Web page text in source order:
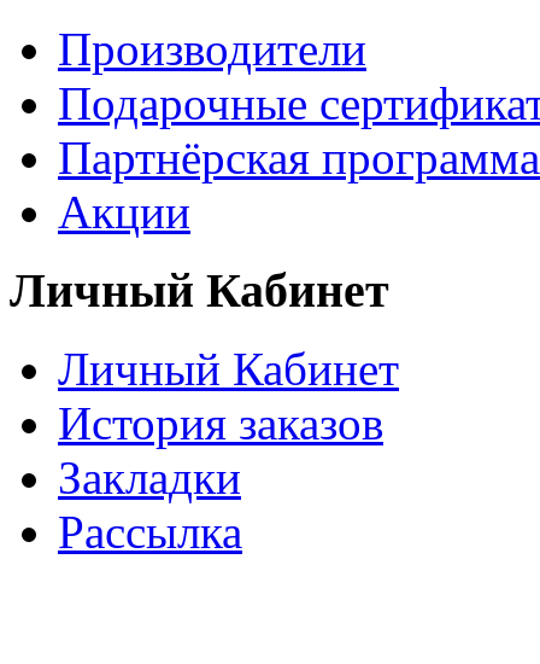
Производители
Подарочные
Партнёрская программа
Акции
Личный Кабинет
Личный Кабинет
История заказов
Закладки
Рассылка